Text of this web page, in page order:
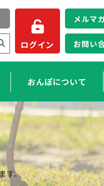
ログイン
おんぽについて
メルマ
お問い
す。